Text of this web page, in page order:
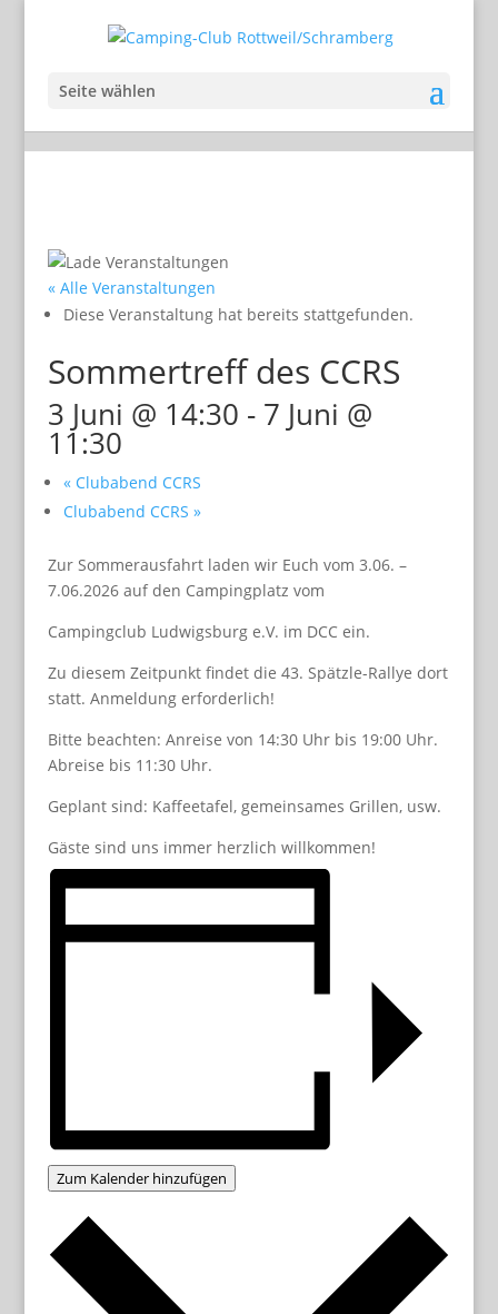
Seite wählen
« Alle Veranstaltungen
Diese Veranstaltung hat bereits stattgefunden.
Sommertreff des CCRS
3 Juni @ 14:30 - 7 Juni @
11:30
«Clubabend CCRS
Clubabend CCRS »
Zur Sommerausfahrt laden wir Euch vom 3.06. –
7.06.2026 auf den Campingplatz vom
Campingclub Ludwigsburg e.V. im DCC ein.
Zu diesem Zeitpunkt findet die 43. Spätzle-Rallye dort
statt. Anmeldung erforderlich!
Bitte beachten: Anreise von 14:30 Uhr bis 19:00 Uhr.
Abreise bis 11:30 Uhr.
Geplant sind: Kaffeetafel, gemeinsames Grillen, usw.
Gäste sind uns immer herzlich willkommen!
Zum Kalender hinzufügen